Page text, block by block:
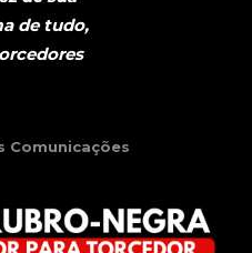
de tudo,
Comunicações